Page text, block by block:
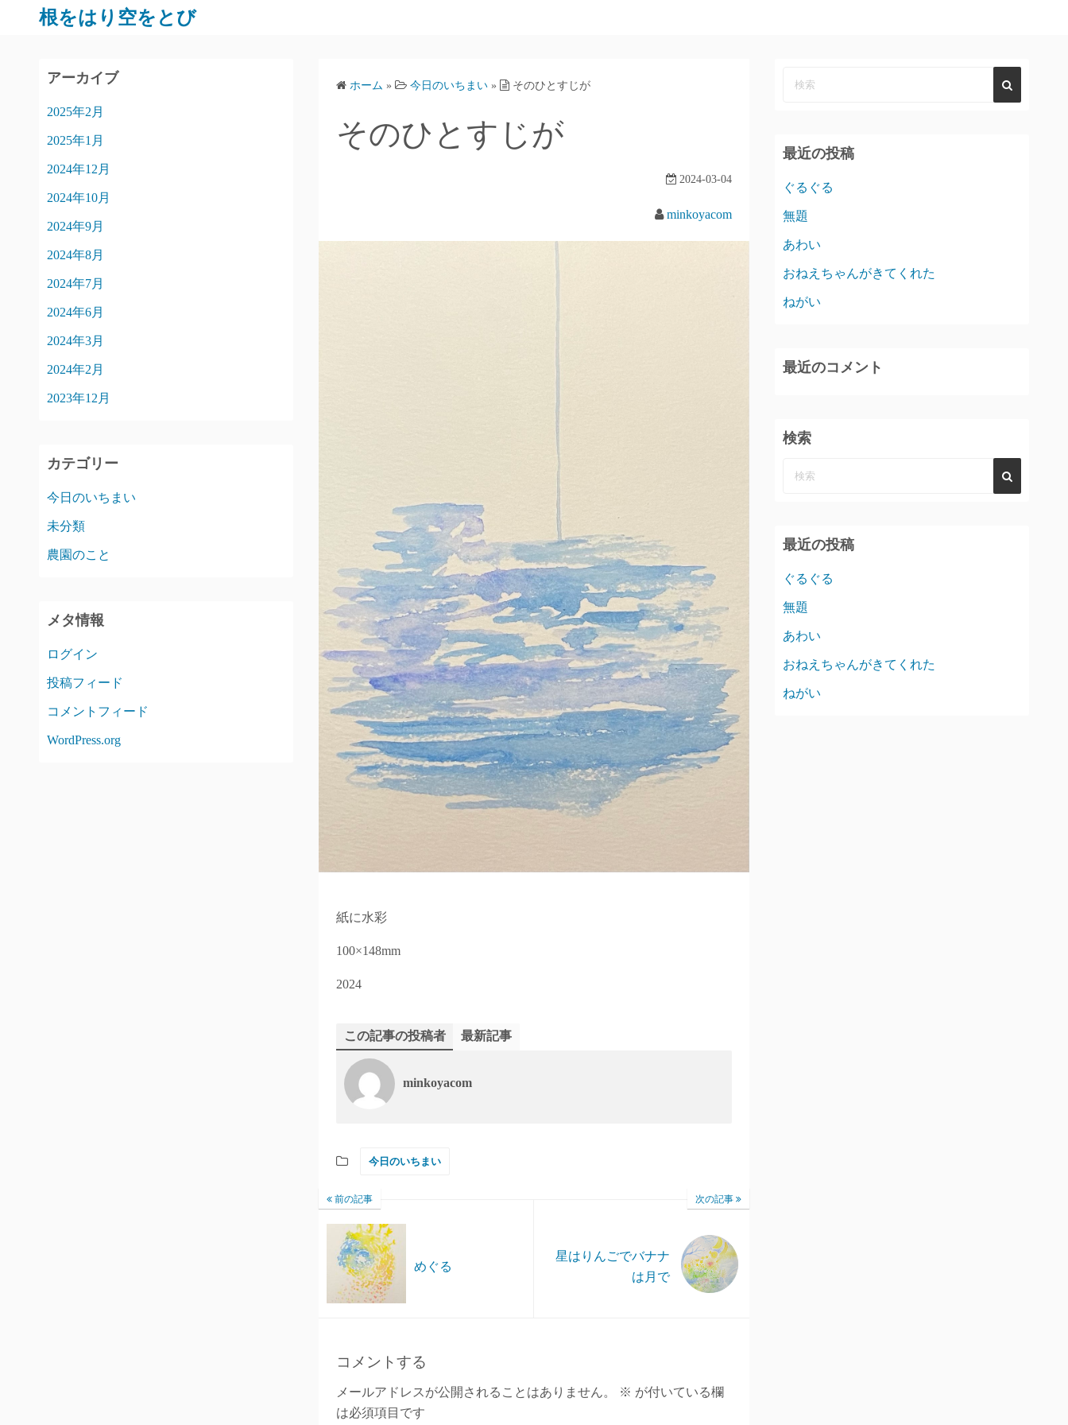
根をはり空をとび
ホーム » 今日のいちまい » そのひとすじが
そのひとすじが
2024-03-04
minkoyacom
紙に水彩
100×148mm
2024
この記事の投稿者 最新記事
minkoyacom
今日のいちまい
前の記事
めぐる
次の記事
星はりんごでバナナ
は月で
コメントする
メールアドレスが公開されることはありません。 ※ が付いている欄
は必須項目です
アーカイブ
2025年2月
2025年1月
2024年12月
2024年10月
2024年9月
2024年8月
2024年7月
2024年6月
2024年3月
2024年2月
2023年12月
カテゴリー
今日のいちまい
未分類
農園のこと
メタ情報
ログイン
投稿フィード
コメントフィード
WordPress.org
最近の投稿
ぐるぐる
無題
あわい
おねえちゃんがきてくれた
ねがい
最近のコメント
検索
最近の投稿
ぐるぐる
無題
あわい
おねえちゃんがきてくれた
ねがい